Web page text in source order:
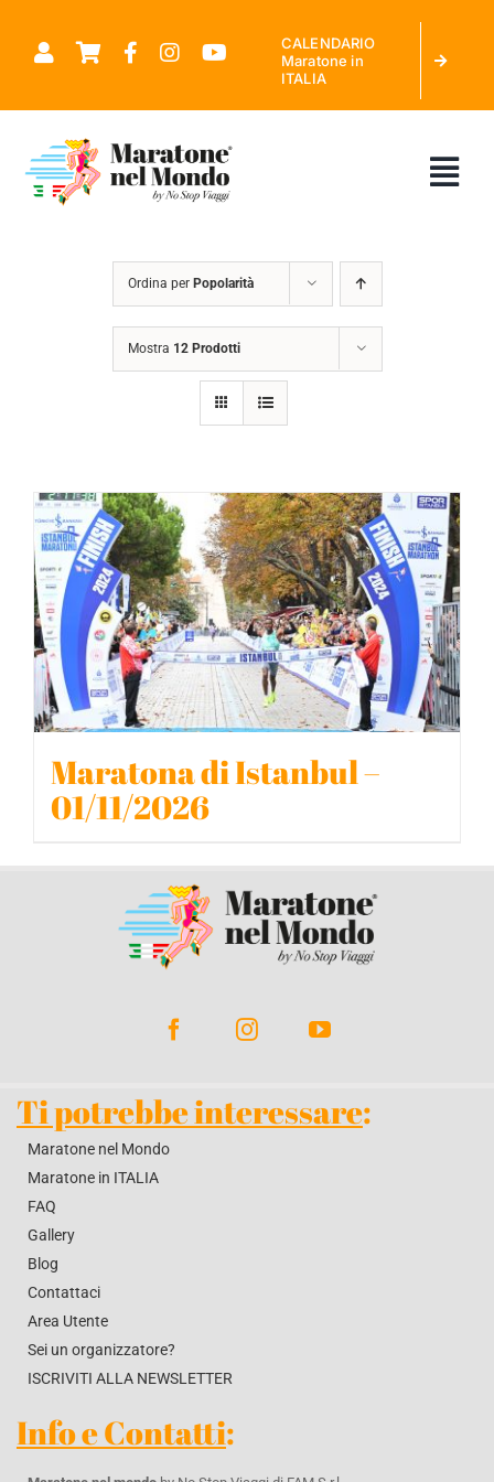
CALENDARIO
Maratone in
ITALIA
CHI SIAMO
MARATONE NEL MONDO
CALENDARIO MARATONE IN ITALIA
BLOG
CONTATTACI
Ordina per Popolarità
Mostra 12 Prodotti
Maratona di Istanbul –
01/11/2026
Ti potrebbe interessare:
Maratone nel Mondo
Maratone in ITALIA
FAQ
Gallery
Blog
Contattaci
Area Utente
Sei un organizzatore?
ISCRIVITI ALLA NEWSLETTER
Info e Contatti: